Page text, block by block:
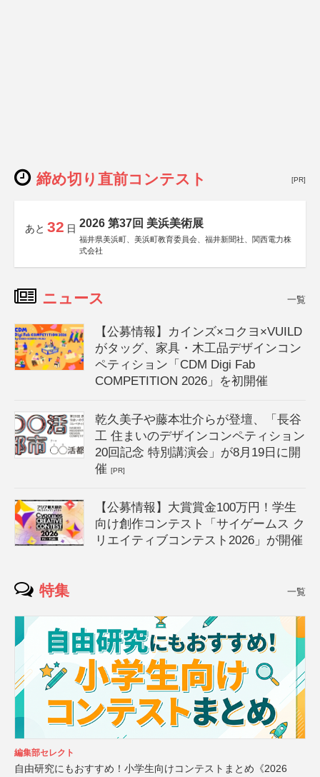
締め切り直前コンテスト [PR]
あと 32 日 2026 第37回 美浜美術展
福井県美浜町、美浜町教育委員会、福井新聞社、関西電力株
式会社
ニュース 一覧
【公募情報】カインズ×コクヨ×VUILD
がタッグ、家具・木工品デザインコン
ペティション「CDM Digi Fab
COMPETITION 2026」を初開催
乾久美子や藤本壮介らが登壇、「長谷
工 住まいのデザインコンペティション
20回記念 特別講演会」が8月19日に開
催[PR]
【公募情報】大賞賞金100万円！学生
向け創作コンテスト「サイゲームス ク
リエイティブコンテスト2026」が開催
特集 一覧
編集部セレクト
自由研究にもおすすめ！小学生向けコンテストまとめ《2026